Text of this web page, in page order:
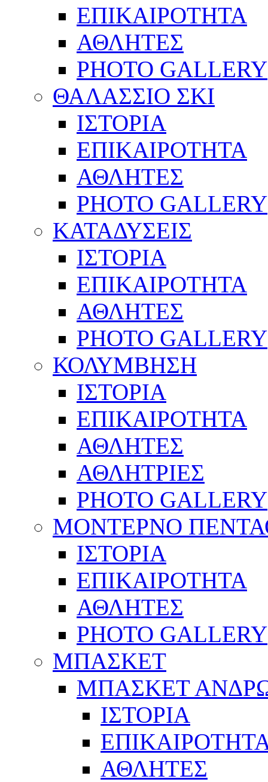
ΕΠΙΚΑΙΡΟΤΗΤΑ
ΑΘΛΗΤΕΣ
PHOTO GALLERY
ΘΑΛΑΣΣΙΟ ΣΚΙ
ΙΣΤΟΡΙΑ
ΕΠΙΚΑΙΡΟΤΗΤΑ
ΑΘΛΗΤΕΣ
PHOTO GALLERY
ΚΑΤΑΔΥΣΕΙΣ
ΙΣΤΟΡΙΑ
ΕΠΙΚΑΙΡΟΤΗΤΑ
ΑΘΛΗΤΕΣ
PHOTO GALLERY
ΚΟΛΥΜΒΗΣΗ
ΙΣΤΟΡΙΑ
ΕΠΙΚΑΙΡΟΤΗΤΑ
ΑΘΛΗΤΕΣ
ΑΘΛΗΤΡΙΕΣ
PHOTO GALLERY
ΜΟΝΤΕΡΝΟ
ΙΣΤΟΡΙΑ
ΕΠΙΚΑΙΡΟΤΗΤΑ
ΑΘΛΗΤΕΣ
PHOTO GALLERY
ΜΠΑΣΚΕΤ
ΜΠΑΣΚΕΤ
ΙΣΤΟΡΙΑ
ΑΘΛΗΤΕΣ